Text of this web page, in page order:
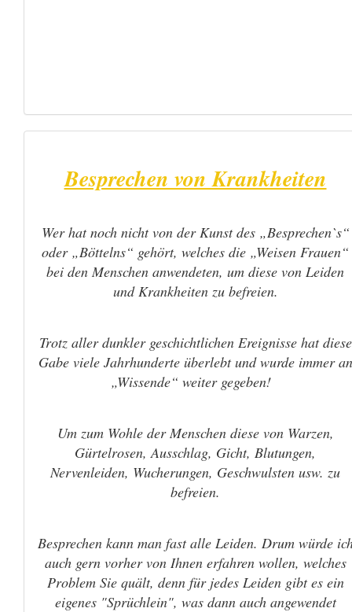
Besprechen von Krankheiten
Wer hat noch nicht von der Kunst des „Besprechen`s“
oder „Böttelns“ gehört, welches die „Weisen Frauen“
bei den Menschen anwendeten, um diese von Leiden
und Krankheiten zu befreien.
Trotz aller dunkler geschichtlichen Ereignisse hat diese
Gabe viele Jahrhunderte überlebt und wurde immer an
„Wissende“ weiter gegeben!
Um zum Wohle der Menschen diese von Warzen,
Gürtelrosen, Ausschlag, Gicht, Blutungen,
Nervenleiden, Wucherungen, Geschwulsten usw. zu
befreien.
Besprechen kann man fast alle Leiden. Drum würde
auch gern vorher von Ihnen erfahren wollen, welches
Problem Sie quält, denn für jedes Leiden gibt es ein
eigenes "Sprüchlein", was dann auch angewendet